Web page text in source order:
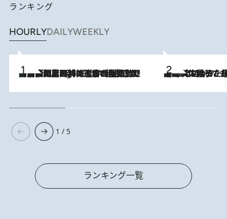
ランキング
HOURLYDAILYWEEKLY
9 Hours Ago
「最後に見られてよかった」上野動物園の東園パンダ舎が解体前に特別公開。8月16日まで延長されたパネル展と共に辿る“半世紀”のパンダ飼育《解体工事の図面あり》 2026.8.5
【阿川佐和子さんの年とる力】なぜ70代で始めた趣味は“こんなに楽しい”のか？ ピアノ、俳句…スランプに陥っても続けられる“ある秘訣”とは
1 / 5
ランキング一覧